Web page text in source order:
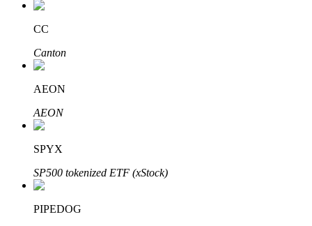
Bitrue Affiliates
CC
Canton
AEON
AEON
SPYX
SP500 tokenized ETF (xStock)
PIPEDOG